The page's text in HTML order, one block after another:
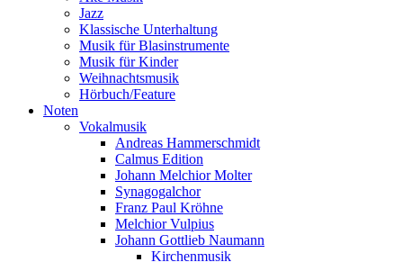
Jazz
Klassische Unterhaltung
Musik für Blasinstrumente
Musik für Kinder
Weihnachtsmusik
Hörbuch/Feature
Noten
Vokalmusik
Andreas Hammerschmidt
Calmus Edition
Johann Melchior Molter
Synagogalchor
Franz Paul Kröhne
Melchior Vulpius
Johann Gottlieb Naumann
Kirchenmusik